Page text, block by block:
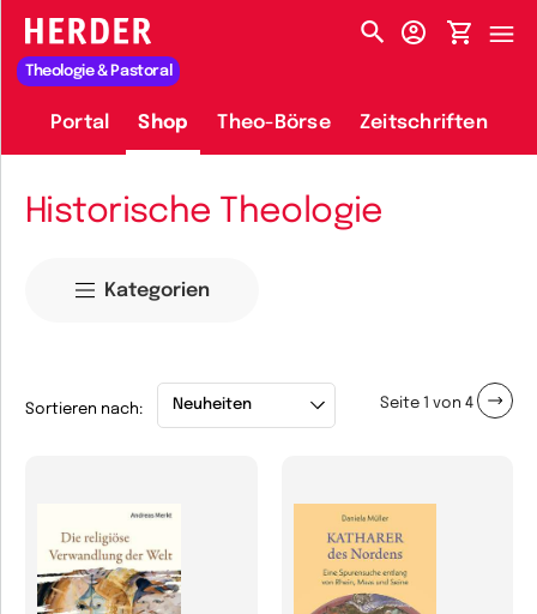
HERDER-MENÜ
Theologie & Pastoral
Portal Shop Theo-Börse Zeitschriften
Historische Theologie
Kategorien
Sortieren nach: Seite 1 von 4